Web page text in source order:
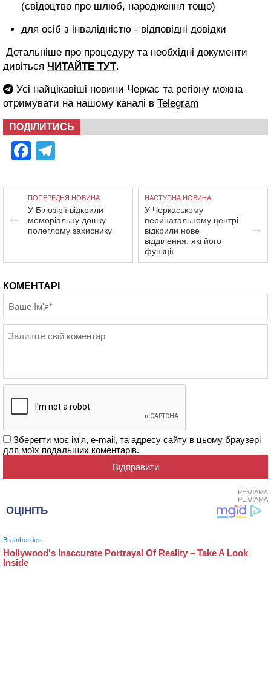
(свідоцтво про шлюб, народження тощо)
️для осіб з інвалідністю - відповідні довідки
️ Детальніше про процедуру та необхідні документи
дивіться ЧИТАЙТЕ ТУТ.
Усі найцікавіші новини Черкас та регіону можна
отримувати на нашому каналі в Telegram
ПОДІЛИТИСЬ
Facebook
ПОПЕРЕДНЯ НОВИНА
У Білозір’ї відкрили
меморіальну дошку
полеглому захиснику
НАСТУПНА НОВИНА
У Черкаському
перинатальному центрі
відкрили нове
відділення: які його
функції
КОМЕНТАРІ
Зберегти моє ім'я, e-mail, та адресу сайту в цьому браузері
для моїх подальших коментарів.
РЕКЛАМА
РЕКЛАМА